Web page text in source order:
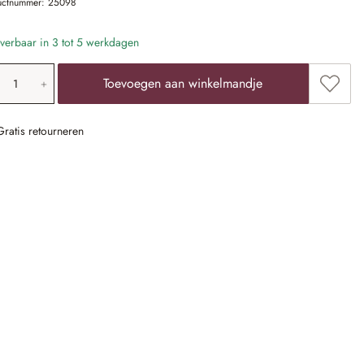
in 3 tot 5 werkdagen
voer de gewenste
Toevoegen aan winkelmandje
retourneren